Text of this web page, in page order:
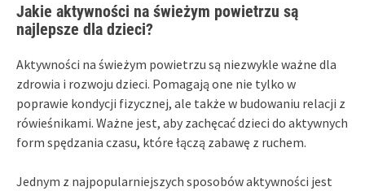
Jakie aktywności na świeżym powietrzu są
najlepsze dla dzieci?
Aktywności na świeżym powietrzu są niezwykle ważne dla
zdrowia i rozwoju dzieci. Pomagają one nie tylko w
poprawie kondycji fizycznej, ale także w budowaniu relacji z
rówieśnikami. Ważne jest, aby zachęcać dzieci do aktywnych
form spędzania czasu, które łączą zabawę z ruchem.
Jednym z najpopularniejszych sposobów aktywności jest